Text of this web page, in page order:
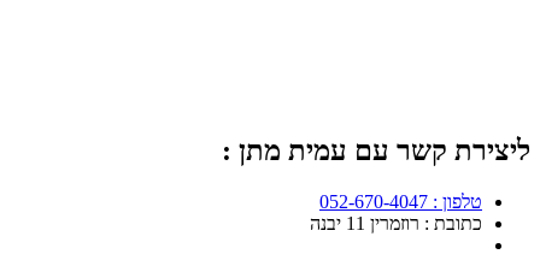
ליצירת קשר עם עמית מתן :
טלפון : 052-670-4047
כתובת : רוזמרין 11 יבנה